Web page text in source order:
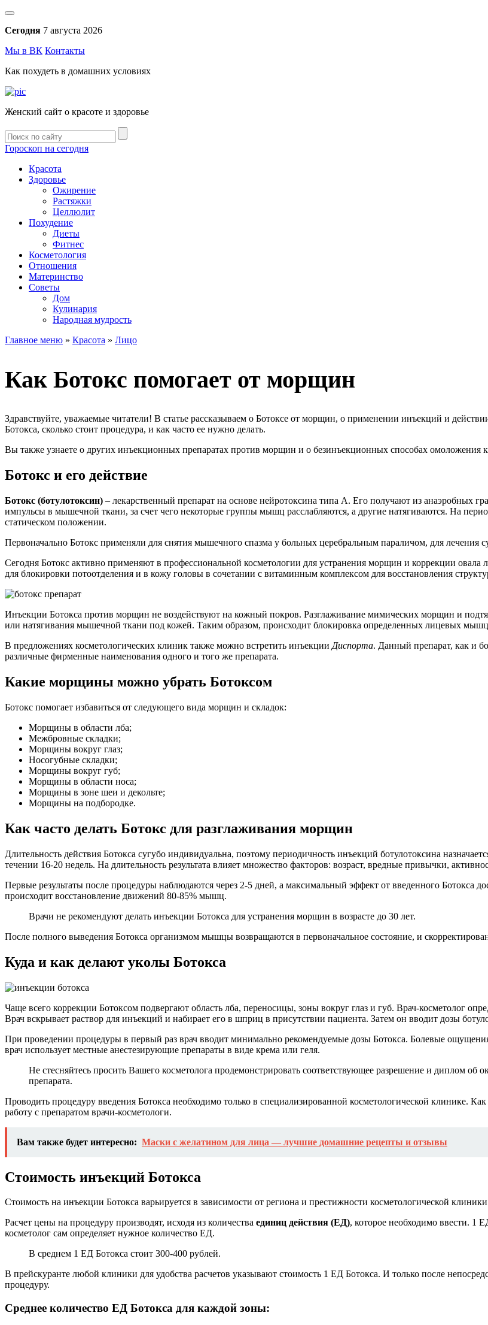
Сегодня 7 августа 2026
Мы в ВК Контакты
Как похудеть в домашних условиях
Женский сайт о красоте и здоровье
Гороскоп на сегодня
Красота
Здоровье
Ожирение
Растяжки
Целлюлит
Похудение
Диеты
Фитнес
Косметология
Отношения
Материнство
Советы
Дом
Кулинария
Народная мудрость
Главное меню » Красота » Лицо
Как Ботокс помогает от морщин
Здравствуйте, уважаемые читатели! В статье рассказываем о Ботоксе от морщин, о применении инъекций и
Ботокса, сколько стоит процедура, и как часто ее нужно делать.
Вы также узнаете о других инъекционных препаратах против морщин и о безинъекционных способах омоложения
Ботокс и его действие
Ботокс (ботулотоксин) – лекарственный препарат на основе нейротоксина типа А. Его получают из анаэробных
импульсы в мышечной ткани, за счет чего некоторые группы мышц расслабляются, а другие натягиваются. На
статическом положении.
Первоначально Ботокс применяли для снятия мышечного спазма у больных церебральным параличом, для лечения
Сегодня Ботокс активно применяют в профессиональной косметологии для устранения морщин и коррекции
для блокировки потоотделения и в кожу головы в сочетании с витаминным комплексом для восстановления
Инъекции Ботокса против морщин не воздействуют на кожный покров. Разглаживание мимических морщин и
или натягивания мышечной ткани под кожей. Таким образом, происходит блокировка определенных лицевых
В предложениях косметологических клиник также можно встретить инъекции Диспорта. Данный препарат, как и
различные фирменные наименования одного и того же препарата.
Какие морщины можно убрать Ботоксом
Ботокс помогает избавиться от следующего вида морщин и складок:
Морщины в области лба;
Межбровные складки;
Морщины вокруг глаз;
Носогубные складки;
Морщины вокруг губ;
Морщины в области носа;
Морщины в зоне шеи и декольте;
Морщины на подбородке.
Как часто делать Ботокс для разглаживания морщин
Длительность действия Ботокса сугубо индивидуальна, поэтому периодичность инъекций ботулотоксина
течении 16-20 недель. На длительность результата влияет множество факторов: возраст, вредные привычки,
Первые результаты после процедуры наблюдаются через 2-5 дней, а максимальный эффект от введенного Ботокса
происходит восстановление движений 80-85% мышц.
Врачи не рекомендуют делать инъекции Ботокса для устранения морщин в возрасте до 30 лет.
После полного выведения Ботокса организмом мышцы возвращаются в первоначальное состояние, и
Куда и как делают уколы Ботокса
Чаще всего коррекции Ботоксом подвергают область лба, переносицы, зоны вокруг глаз и губ. Врач-косметолог
Врач вскрывает раствор для инъекций и набирает его в шприц в присутствии пациента. Затем он вводит дозы
При проведении процедуры в первый раз врач вводит минимально рекомендуемые дозы Ботокса. Болевые
врач использует местные анестезирующие препараты в виде крема или геля.
Не стесняйтесь просить Вашего косметолога продемонстрировать соответствующее разрешение и диплом об
препарата.
Проводить процедуру введения Ботокса необходимо только в специализированной косметологической клинике.
работу с препаратом врачи-косметологи.
Вам также будет интересно: Маски с желатином для лица — лучшие домашние рецепты и отзывы
Стоимость инъекций Ботокса
Стоимость на инъекции Ботокса варьируется в зависимости от региона и престижности косметологической
Расчет цены на процедуру производят, исходя из количества единиц действия (ЕД), которое необходимо ввести. 1
косметолог сам определяет нужное количество ЕД.
В среднем 1 ЕД Ботокса стоит 300-400 рублей.
В прейскуранте любой клиники для удобства расчетов указывают стоимость 1 ЕД Ботокса. И только после
процедуру.
Среднее количество ЕД Ботокса для каждой зоны: